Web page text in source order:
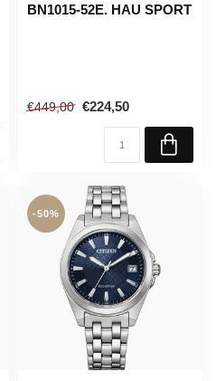
BN1015-52E. HAU SPORT
€449,00 €224,50
-50%